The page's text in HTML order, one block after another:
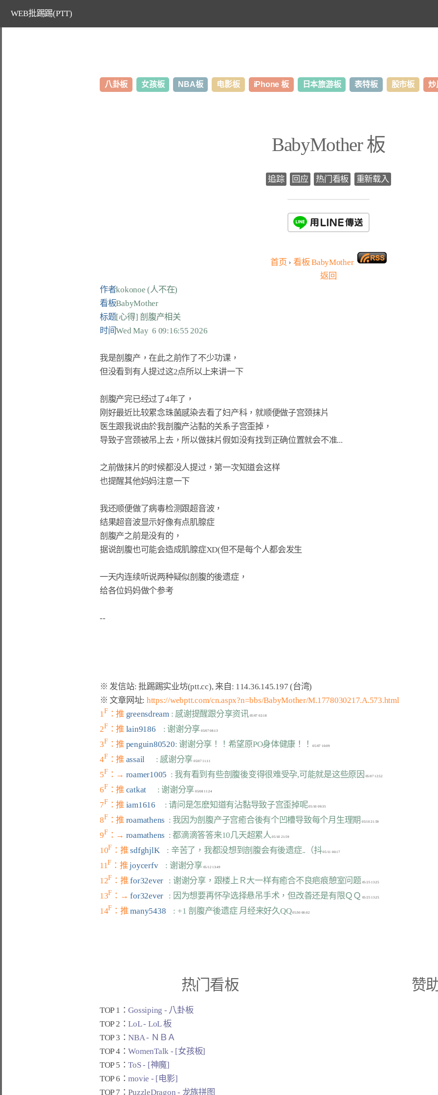
WEB批踢踢(PTT)
八卦板 女孩板 NBA板 电影板 iPhone 板 日本旅游板 表特板 股市板 炒
BabyMother 板
追踪 回应 热门看板 重新载入
首页 › 看板BabyMother
返回
作者kokonoe (人不在)
看板BabyMother
标题[心得] 剖腹产相关
时间Wed May  6 09:16:55 2026
我是剖腹产，在此之前作了不少功课，
但没看到有人提过这2点所以上来讲一下
剖腹产完已经过了4年了，
刚好最近比较累念珠菌感染去看了妇产科，就顺便做子宫颈抹片
医生跟我说由於我剖腹产沾黏的关系子宫歪掉，
导致子宫颈被吊上去，所以做抹片假如没有找到正确位置就会不准...
之前做抹片的时候都没人提过，第一次知道会这样
也提醒其他妈妈注意一下
我还顺便做了病毒检测跟超音波，
结果超音波显示好像有点肌腺症
剖腹产之前是没有的，
据说剖腹也可能会造成肌腺症XD(但不是每个人都会发生
一天内连续听说两种疑似剖腹的後遗症，
给各位妈妈做个参考
※ 文章网址: https://webptt.com/cn.aspx?n=bbs/BabyMother/M.1778030217.A.573.html
1 F ：推 greensdream : 感谢提醒跟分享资讯 05/07 02:18
2F ：推 lain9186 : 谢谢分享 05/07 08:13
3F ：推 penguin80520: 谢谢分享！！希望原PO身体健康！！ 05/07 10:09
4F ：推 assail : 感谢分享
5F ：→ roamer1005 : 我有看到有些剖腹後变得很难受孕,可能就是这些原因
6F ：推 catkat : 谢谢分享 05/08 11:24
7F ：推 iam1616 : 请问是怎麽知道有沾黏导致子宫歪掉呢 05/10 09:35
8F ：推 roamathens : 我因为剖腹产子宫癒合後有个凹槽导致每个月生理期
9F ：→ roamathens : 都滴滴答答来10几天超累人 05/10 21:59
10F ：推 sdfghjlK : 辛苦了，我都没想到剖腹会有後遗症..（抖 05/11 00:17
11F ：推 joycerfv : 谢谢分享 05/12 13:49
12F ：推 for32ever : 谢谢分享，跟楼上Ｒ大一样有癒合不良疤痕憩室问题 05/25 13:25
13F ：→ for32ever : 因为想要再怀孕选择悬吊手术，但改善还是有限ＱＱ 05/25 13:25
14F ：推 many5438 : +1 剖腹产後遗症 月经来好久QQ
热门看板
TOP 1：Gossiping - 八卦板
TOP 2：LoL - LoL 板
TOP 3：NBA - ＮＢＡ
TOP 4：WomenTalk - [女孩板]
TOP 5：ToS - [神魔]
TOP 6：movie - [电影]
TOP 7：PuzzleDragon - 龙族拼图
赞